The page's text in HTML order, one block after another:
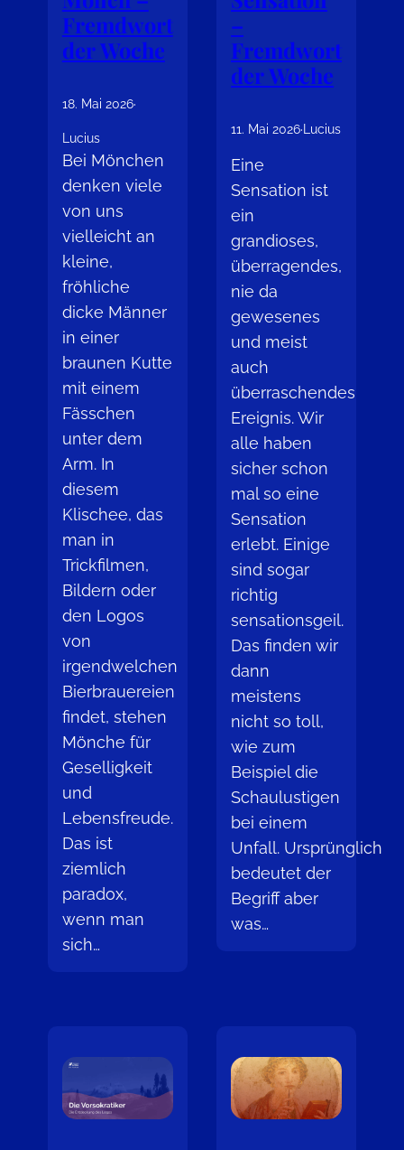
Fremdwort
der Woche
18. Mai 2026·
Lucius
Bei Mönchen
denken viele
von uns
vielleicht an
kleine,
fröhliche
dicke Männer
in einer
braunen Kutte
mit einem
Fässchen
unter dem
Arm. In
diesem
Klischee, das
man in
Trickfilmen,
Bildern oder
den Logos
von
irgendwelchen
Bierbrauereien
findet, stehen
Mönche für
Geselligkeit
und
Lebensfreude.
Das ist
ziemlich
paradox,
wenn man
sich…
–
Fremdwort
der Woche
11. Mai 2026·Lucius
Eine
Sensation ist
ein
grandioses,
überragendes,
nie da
gewesenes
und meist
auch
überraschendes
Ereignis. Wir
alle haben
sicher schon
mal so eine
Sensation
erlebt. Einige
sind sogar
richtig
sensationsgeil.
Das finden wir
dann
meistens
nicht so toll,
wie zum
Beispiel die
Schaulustigen
bei einem
Unfall. Ursprünglich
bedeutet der
Begriff aber
was…